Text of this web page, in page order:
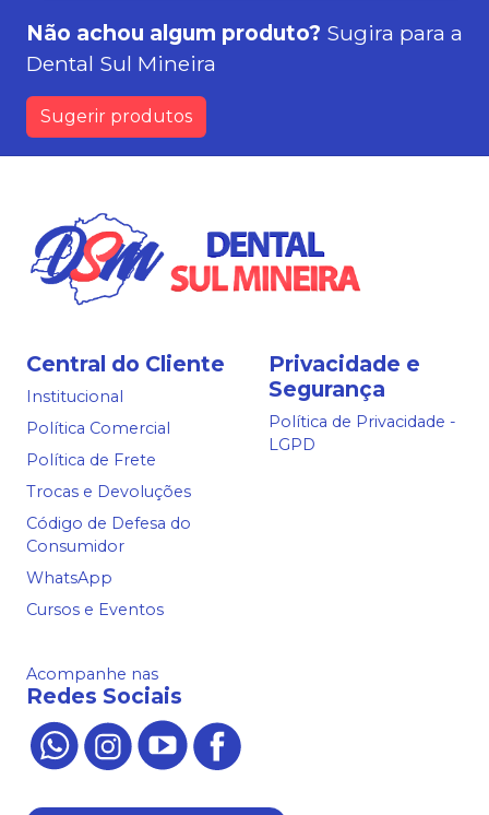
Não achou algum produto? Sugira para a
Dental Sul Mineira
Sugerir produtos
Central do Cliente
Institucional
Política Comercial
Política de Frete
Trocas e Devoluções
Código de Defesa do
Consumidor
WhatsApp
Cursos e Eventos
Privacidade e
Segurança
Política de Privacidade -
LGPD
Acompanhe nas
Redes Sociais